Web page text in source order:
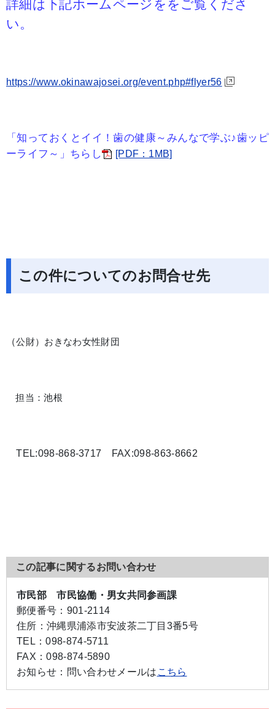
詳細は下記ホームページををご覧くださ
い。
https://www.okinawajosei.org/event.php#flyer56
「知っておくとイイ！歯の健康～みんなで学ぶ♪歯ッピ
ーライフ～」ちらし
[PDF：1MB]
この件についてのお問合せ先
（公財）おきなわ女性財団
担当：池根
TEL:098-868-3717 FAX:098-863-8662
この記事に関するお問い合わせ
市民部 市民協働・男女共同参画課
郵便番号： 901-2114
住所： 沖縄県浦添市安波茶二丁目3番5号
TEL：098-874-5711
FAX：098-874-5890
お知らせ： 問い合わせメールは こちら